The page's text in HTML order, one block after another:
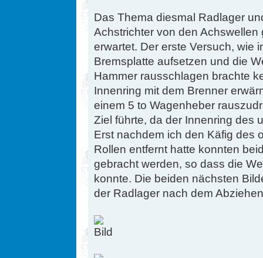
Das Thema diesmal Radlager
Achstrichter von den
erwartet. Der erste Versuch, wie
Bremsplatte aufsetzen und die
Hammer rausschlagen brachte
Innenring mit dem Brenner
einem 5 to Wagenheber
Ziel führte, da der Innenring des
Erst nachdem ich den Käfig des
Rollen entfernt hatte konnten
gebracht werden, so dass die
konnte. Die beiden nächsten
der Radlager nach dem